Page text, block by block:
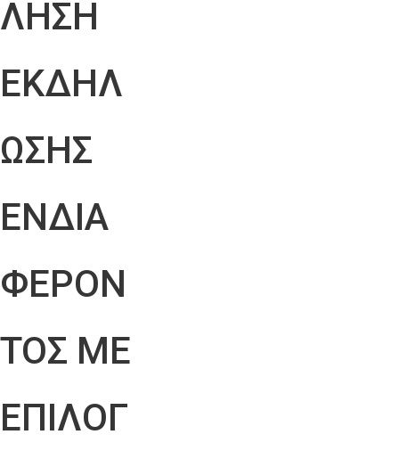
ΛΗΣΗ
ΕΚΔΗΛ
ΩΣΗΣ
ΕΝΔΙΑ
ΦΕΡΟΝ
ΤΟΣ ΜΕ
ΕΠΙΛΟΓ